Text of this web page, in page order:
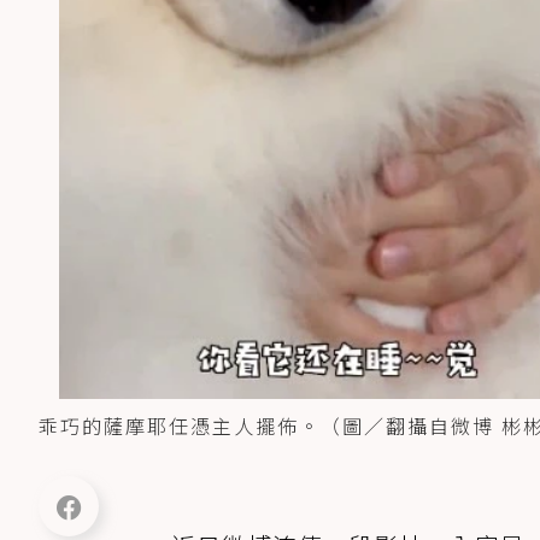
乖巧的薩摩耶任憑主人擺佈。（圖／翻攝自微博 彬